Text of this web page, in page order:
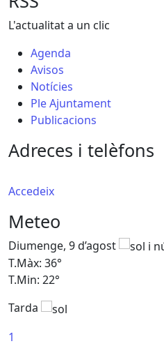
L'actualitat a un clic
Agenda
Avisos
Notícies
Ple Ajuntament
Publicacions
Adreces i telèfons
Accedeix
Meteo
Diumenge, 9 d’agost
T.Màx: 36°
T.Min: 22°
Tarda
1